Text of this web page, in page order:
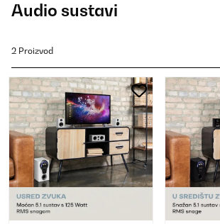
Audio sustavi
2 Proizvod